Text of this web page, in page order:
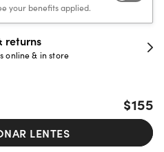
your benefits applied.
returns
online & in store
$155
LENTES